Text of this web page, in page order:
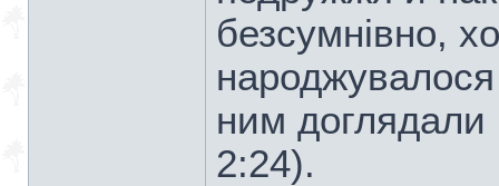
безсумнівно,
народжувалося
ним доглядали
2:24).